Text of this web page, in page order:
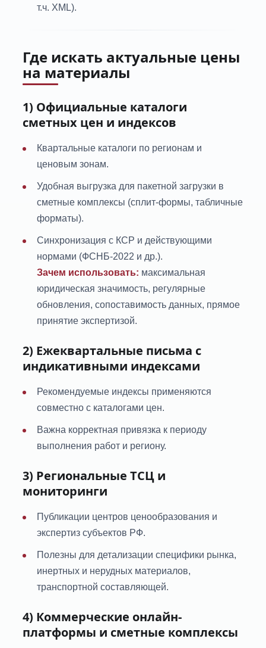
т.ч. XML).
Где искать актуальные цены
на материалы
1) Официальные каталоги
сметных цен и индексов
Квартальные каталоги по регионам и
ценовым зонам.
Удобная выгрузка для пакетной загрузки в
сметные комплексы (сплит-формы, табличные
форматы).
Синхронизация с КСР и действующими
нормами (ФСНБ-2022 и др.).
Зачем использовать: максимальная
юридическая значимость, регулярные
обновления, сопоставимость данных, прямое
принятие экспертизой.
2) Ежеквартальные письма с
индикативными индексами
Рекомендуемые индексы применяются
совместно с каталогами цен.
Важна корректная привязка к периоду
выполнения работ и региону.
3) Региональные ТСЦ и
мониторинги
Публикации центров ценообразования и
экспертиз субъектов РФ.
Полезны для детализации специфики рынка,
инертных и нерудных материалов,
транспортной составляющей.
4) Коммерческие онлайн-
платформы и сметные комплексы